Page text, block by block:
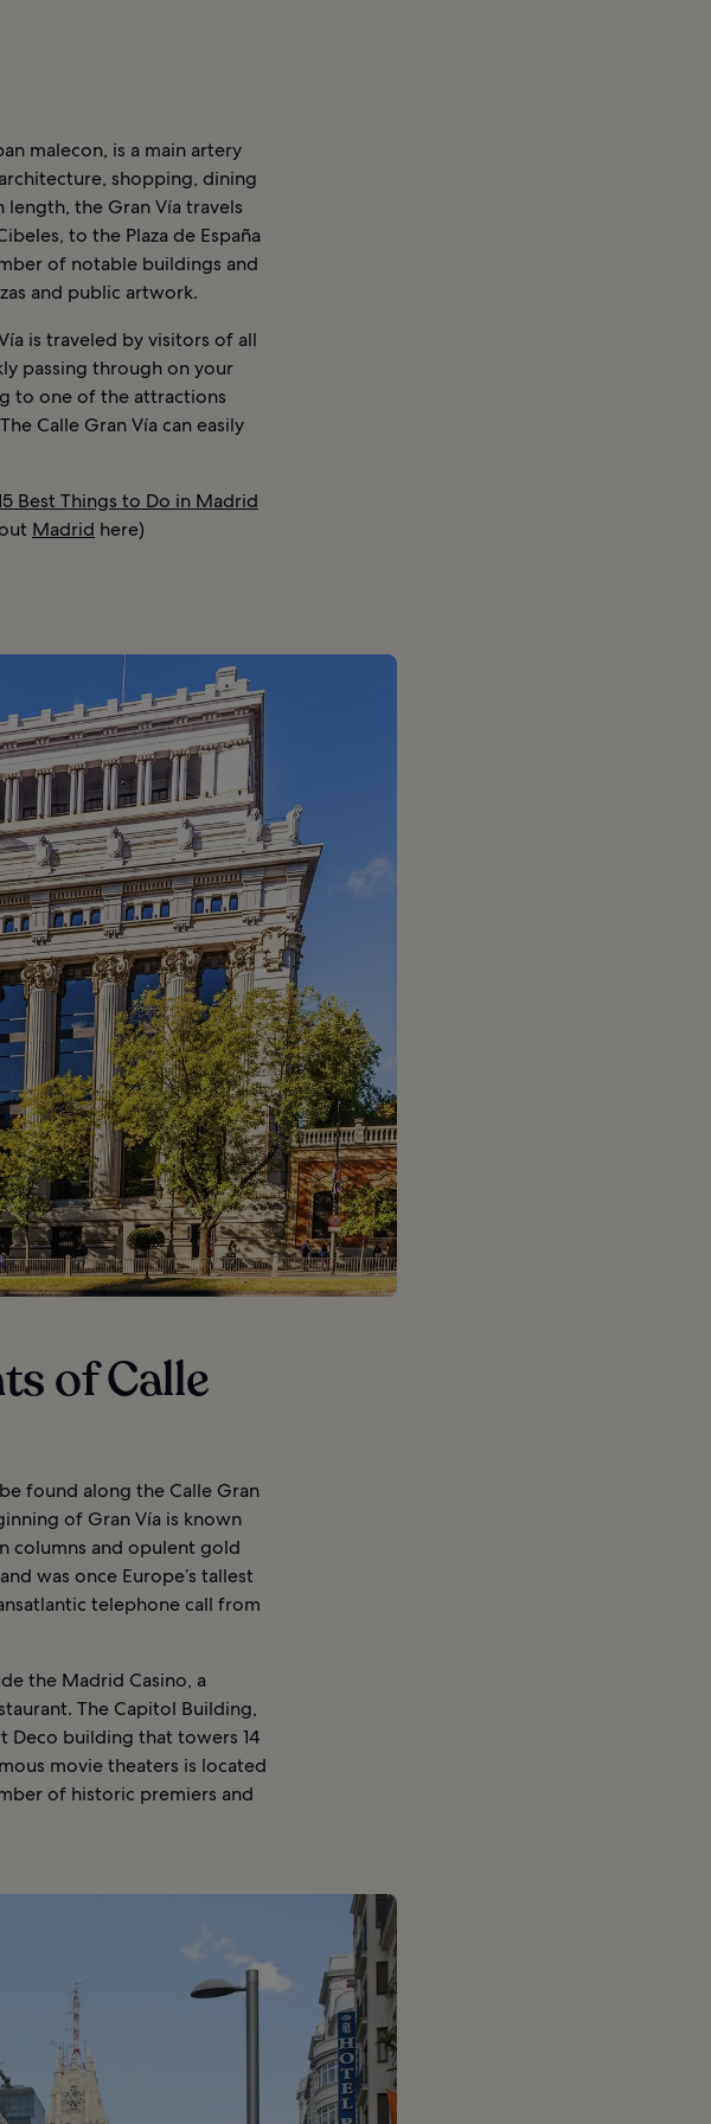
malecon, is a main artery
shopping, dining
the Gran Vía travels
to the Plaza de España
of notable buildings and
and public artwork.
is traveled by visitors of all
passing through on your
to one of the attractions
Calle Gran Vía can easily
Best Things to Do in Madrid
Madrid here)
of Calle
found along the Calle Gran
of Gran Vía is known
columns and opulent gold
was once Europe’s tallest
telephone call from
the Madrid Casino, a
The Capitol Building,
Deco building that towers 14
movie theaters is located
of historic premiers and